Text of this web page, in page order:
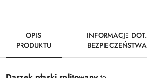
OPIS
PRODUKTU
INFORMACJE DOT.
BEZPIECZEŃSTWA